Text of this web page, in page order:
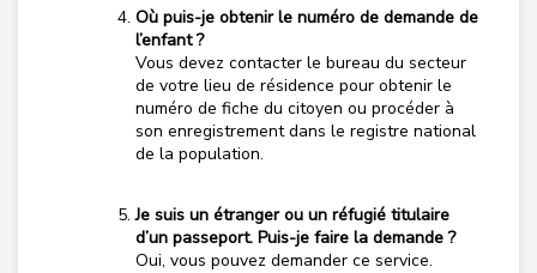
Où puis-je obtenir le numéro de demande de
l’enfant ?
Vous devez contacter le bureau du secteur
de votre lieu de résidence pour obtenir le
numéro de fiche du citoyen ou procéder à
son enregistrement dans le registre national
de la population.
Je suis un étranger ou un réfugié titulaire
d’un passeport. Puis-je faire la demande ?
Oui, vous pouvez demander ce service.